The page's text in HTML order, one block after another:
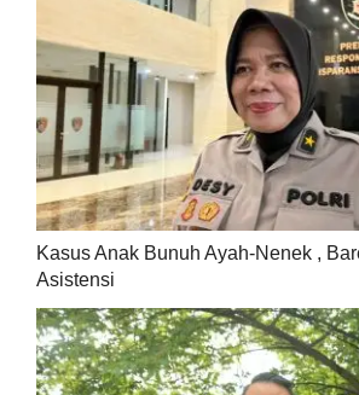
Kasus Anak Bunuh Ayah-Nenek ,
Asistensi